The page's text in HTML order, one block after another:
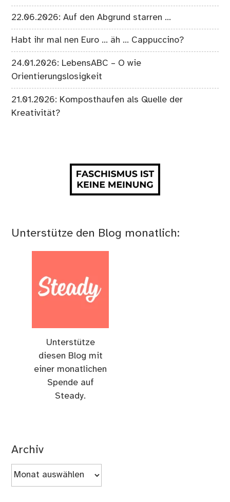
22.06.2026: Auf den Abgrund starren …
Habt ihr mal nen Euro … äh … Cappuccino?
24.01.2026: LebensABC – O wie
Orientierungslosigkeit
21.01.2026: Komposthaufen als Quelle der
Kreativität?
Unterstütze den Blog monatlich:
Unterstütze
diesen Blog mit
einer monatlichen
Spende auf
Steady.
Archiv
Archiv